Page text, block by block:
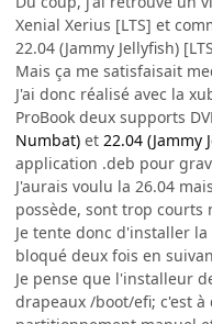
Xenial Xerius [LTS] et
22.04 (Jammy Jellyfish)
Mais ça me satisfaisait
J'ai donc réalisé avec la
ProBook deux supports
Numbat) et 22.04 (Jammy
application .deb pour
J'aurais voulu la 26.04
possède, sont trop courts
Je tente donc d'installer
bloqué deux fois en
Je pense que l'installeur
drapeaux /boot/efi; c'est